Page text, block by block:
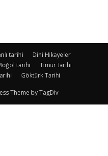
tarihi
Dini Hikayeler
tarihi
Timur tarihi
Göktürk Tarihi
Theme by TagDiv